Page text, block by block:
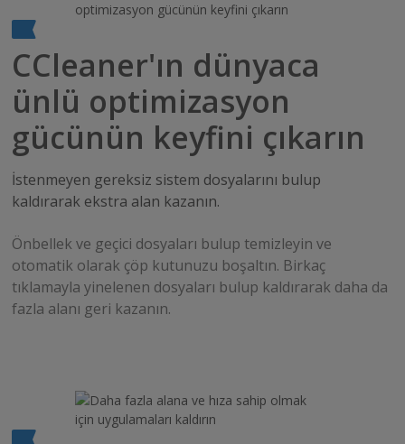
CCleaner'ın dünyaca
ünlü optimizasyon
gücünün keyfini çıkarın
İstenmeyen gereksiz sistem dosyalarını bulup
kaldırarak ekstra alan kazanın.
Önbellek ve geçici dosyaları bulup temizleyin ve
otomatik olarak çöp kutunuzu boşaltın. Birkaç
tıklamayla yinelenen dosyaları bulup kaldırarak daha da
fazla alanı geri kazanın.